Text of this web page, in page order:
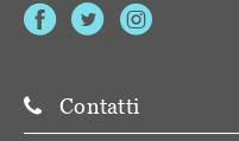
Contatti